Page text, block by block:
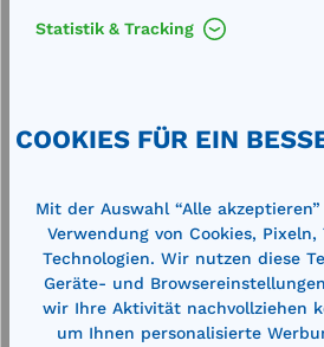
Beschreibung
Technische Daten
Statistik & Tracking
COOKIES FÜR EIN
Mit der Auswahl “Alle
Verwendung von Cookies,
Technologien. Wir nutzen diese
Geräte- und
wir Ihre Aktivität nachvollziehen
um Ihnen personalisierte